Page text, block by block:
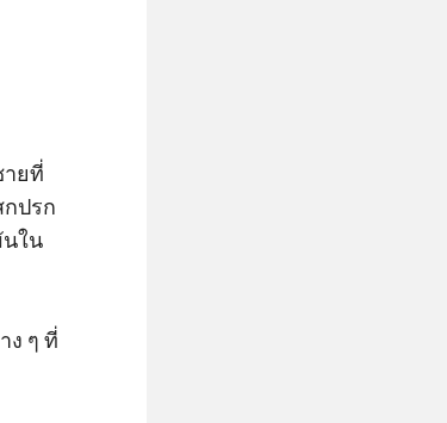
ายที่
ปรก
นใน
ง ๆ ที่